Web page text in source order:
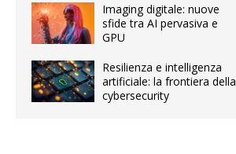
Imaging digitale: nuove
sfide tra AI pervasiva e
GPU
Resilienza e intelligenza
artificiale: la frontiera della
cybersecurity